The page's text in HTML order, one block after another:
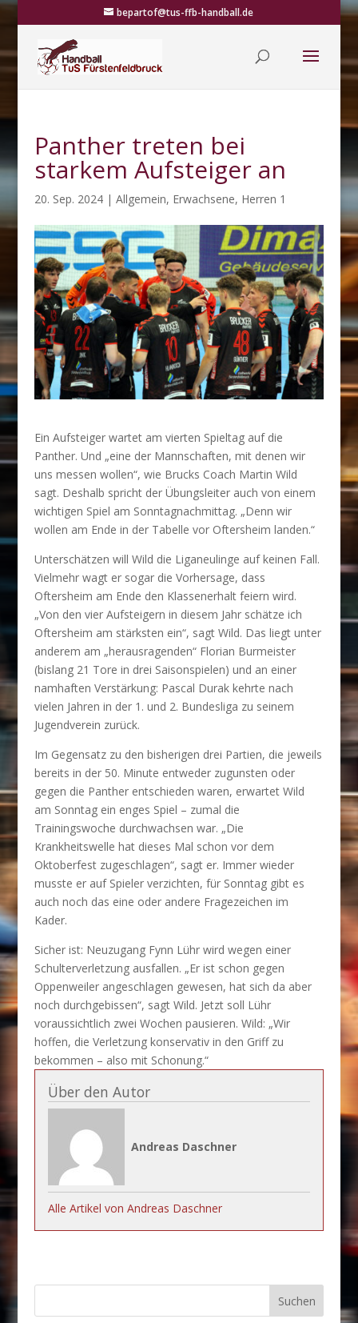
bepartof@tus-ffb-handball.de
Panther treten bei
starkem Aufsteiger an
20. Sep. 2024| Allgemein, Erwachsene, Herren 1
Ein Aufsteiger wartet am vierten Spieltag auf die
Panther. Und „eine der Mannschaften, mit denen wir
uns messen wollen“, wie Brucks Coach Martin Wild
sagt. Deshalb spricht der Übungsleiter auch von einem
wichtigen Spiel am Sonntagnachmittag. „Denn wir
wollen am Ende in der Tabelle vor Oftersheim landen.“
Unterschätzen will Wild die Liganeulinge auf keinen Fall.
Vielmehr wagt er sogar die Vorhersage, dass
Oftersheim am Ende den Klassenerhalt feiern wird.
„Von den vier Aufsteigern in diesem Jahr schätze ich
Oftersheim am stärksten ein“, sagt Wild. Das liegt unter
anderem am „herausragenden“ Florian Burmeister
(bislang 21 Tore in drei Saisonspielen) und an einer
namhaften Verstärkung: Pascal Durak kehrte nach
vielen Jahren in der 1. und 2. Bundesliga zu seinem
Jugendverein zurück.
Im Gegensatz zu den bisherigen drei Partien, die jeweils
bereits in der 50. Minute entweder zugunsten oder
gegen die Panther entschieden waren, erwartet Wild
am Sonntag ein enges Spiel – zumal die
Trainingswoche durchwachsen war. „Die
Krankheitswelle hat dieses Mal schon vor dem
Oktoberfest zugeschlagen“, sagt er. Immer wieder
musste er auf Spieler verzichten, für Sonntag gibt es
auch noch das eine oder andere Fragezeichen im
Kader.
Sicher ist: Neuzugang Fynn Lühr wird wegen einer
Schulterverletzung ausfallen. „Er ist schon gegen
Oppenweiler angeschlagen gewesen, hat sich da aber
noch durchgebissen“, sagt Wild. Jetzt soll Lühr
voraussichtlich zwei Wochen pausieren. Wild: „Wir
hoffen, die Verletzung konservativ in den Griff zu
bekommen – also mit Schonung.“
Über den Autor
Andreas Daschner
Alle Artikel von Andreas Daschner